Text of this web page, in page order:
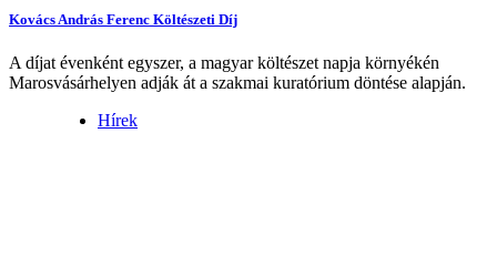
Kovács András Ferenc Költészeti Díj
A díjat évenként egyszer, a magyar költészet napja környékén
Marosvásárhelyen adják át a szakmai kuratórium döntése alapján.
Hírek